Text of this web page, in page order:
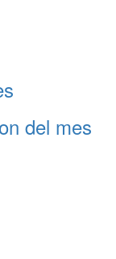
del mes